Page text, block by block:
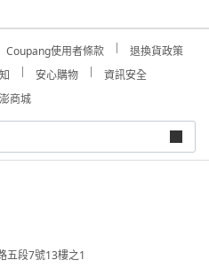
Coupang使用者條款
退換貨政策
安心購物
資訊安全
商城
五段7號13樓之1